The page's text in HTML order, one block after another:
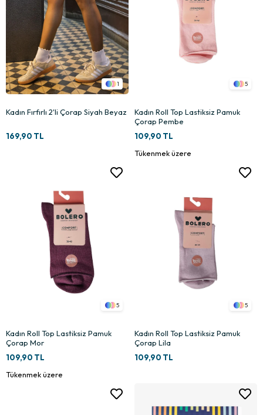
1
Kadın Fırfırlı 2'li Çorap Siyah Beyaz
169,90 TL
5
Kadın Roll Top Lastiksiz Pamuk
Çorap Pembe
109,90 TL
Tükenmek üzere
5
Kadın Roll Top Lastiksiz Pamuk
Çorap Mor
109,90 TL
Tükenmek üzere
5
Kadın Roll Top Lastiksiz Pamuk
Çorap Lila
109,90 TL